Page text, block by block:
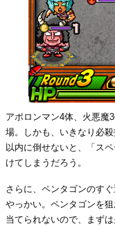
アポロンマン4体、火悪魔
場。しかも、いきなり必
以内に倒せないと、「ス
けてしまうだろう。
さらに、ペンタゴンのす
やっかい。ペンタゴンを
当てられないので、まず